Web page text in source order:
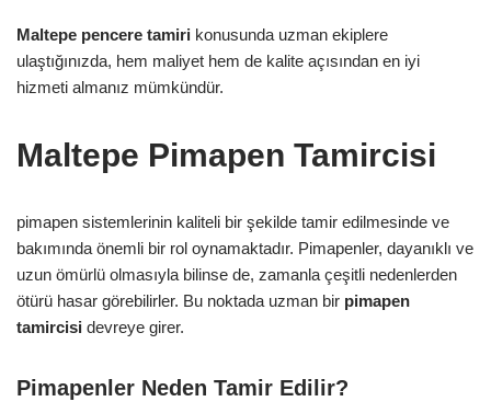
Maltepe pencere tamiri konusunda uzman ekiplere
ulaştığınızda, hem maliyet hem de kalite açısından en iyi
hizmeti almanız mümkündür.
Maltepe Pimapen Tamircisi
pimapen sistemlerinin kaliteli bir şekilde tamir edilmesinde ve
bakımında önemli bir rol oynamaktadır. Pimapenler, dayanıklı ve
uzun ömürlü olmasıyla bilinse de, zamanla çeşitli nedenlerden
ötürü hasar görebilirler. Bu noktada uzman bir pimapen
tamircisi devreye girer.
Pimapenler Neden Tamir Edilir?